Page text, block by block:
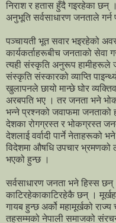
निराश र हतास हुँदै गइरहेका छन्
अनुभूति सर्वसाधारण जनताले
पञ्चायती भूत सवार भइरहेको
कार्यकर्ताहरूबीच जनताको सेवा
त्यही संस्कृति अनुरूप हामीहरूले
संस्कृति संस्कारको व्याप्ति
खुलापनले छायो मान्छे घोर
अरबपति भए । तर जनता भने
भन्ने प्रश्नको जवाफमा जनताको
देशका रोगग्रस्त र भोकग्रस्त
देशलाई वर्वादी पार्ने नेताहरूको
विदेशमा औषधि उपचार भ्रमणको
भएको हुन्छ ।
सर्वसाधारण जनता भने हिस्स
काटिरहेकाकाटिरहेकै छन् ।
गायब हुन्छ अर्को महामूर्खको
तहसम्मको नेपाली समाजको